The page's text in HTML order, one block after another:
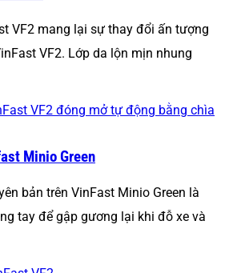
VF2 mang lại sự thay đổi ấn tượng
VF2. Lớp da lộn mịn nhung
Minio Green
bản trên VinFast Minio Green là
tay để gập gương lại khi đỗ xe và